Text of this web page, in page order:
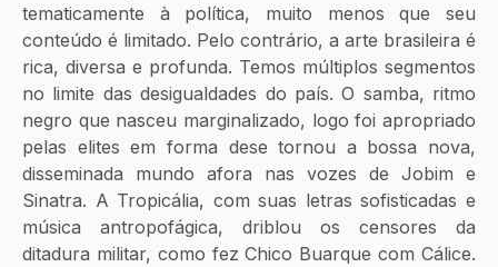
tematicamente à política, muito menos que seu
conteúdo é limitado. Pelo contrário, a arte brasileira é
rica, diversa e profunda. Temos múltiplos segmentos
no limite das desigualdades do país. O samba, ritmo
negro que nasceu marginalizado, logo foi apropriado
pelas elites em forma dese tornou a bossa nova,
disseminada mundo afora nas vozes de Jobim e
Sinatra. A Tropicália, com suas letras sofisticadas e
música antropofágica, driblou os censores da
ditadura militar, como fez Chico Buarque com Cálice.